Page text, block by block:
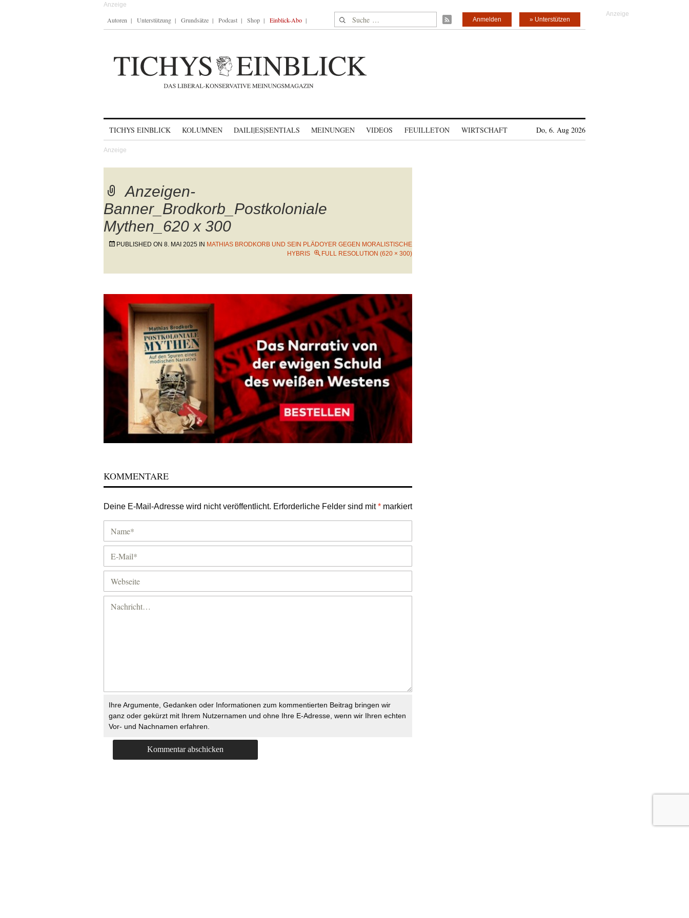
Autoren Unterstützung Grundsätze Podcast Shop Einblick-Abo Suche nach: » Unterstützen
Anmelden
TICHYS EINBLICK KOLUMNEN DAILI|ES|SENTIALS MEINUNGEN VIDEOS FEUILLETON WIRTSCHAFT Do, 6. Aug 2026
Anzeigen-
Banner_Brodkorb_Postkoloniale
Mythen_620 x 300
PUBLISHED ON 8. MAI 2025 IN MATHIAS BRODKORB UND SEIN PLÄDOYER GEGEN MORALISTISCHE
HYBRIS
FULL RESOLUTION (620 × 300)
KOMMENTARE
Deine E-Mail-Adresse wird nicht veröffentlicht. Erforderliche Felder sind mit* markiert
Ihre Argumente, Gedanken oder Informationen zum kommentierten Beitrag bringen wir
ganz oder gekürzt mit Ihrem Nutzernamen und ohne Ihre E-Adresse, wenn wir Ihren echten
Vor- und Nachnamen erfahren.